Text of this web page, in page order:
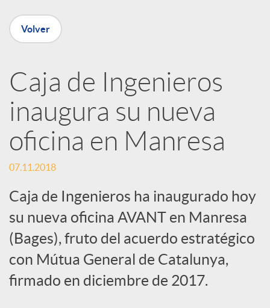
n
e
d
e
s
S
o
Volver
Caja de Ingenieros
inaugura su nueva
oficina en Manresa
07.11.2018
Caja de Ingenieros ha inaugurado hoy
su nueva oficina AVANT en Manresa
(Bages), fruto del acuerdo estratégico
con Mútua General de Catalunya,
firmado en diciembre de 2017.